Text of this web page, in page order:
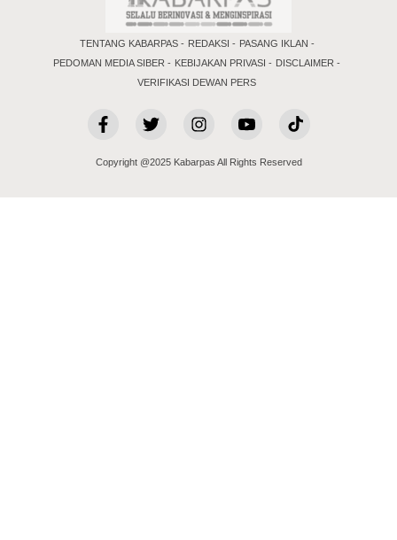
TENTANG KABARPAS REDAKSI
PASANG IKLAN
PEDOMAN MEDIA SIBER
KEBIJAKAN PRIVASI
DISCLAIMER
VERIFIKASI DEWAN PERS
Copyright @2025 Kabarpas All Rights Reserved